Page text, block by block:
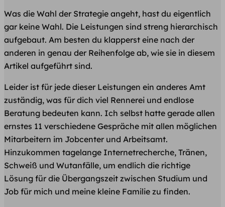
Was die Wahl der Strategie angeht, hast du eigentlich
gar keine Wahl. Die Leistungen sind streng hierarchisch
aufgebaut. Am besten du klapperst eine nach der
anderen in genau der Reihenfolge ab, wie sie in diesem
Artikel aufgeführt sind.
Leider ist für jede dieser Leistungen ein anderes Amt
zuständig, was für dich viel Rennerei und endlose
Beratung bedeuten kann. Ich selbst hatte gerade allen
ernstes 11 verschiedene Gespräche mit allen möglichen
Mitarbeitern im Jobcenter und Arbeitsamt.
Hinzukommen tagelange Internetrecherche, Tränen,
Schweiß und Wutanfälle, um endlich die richtige
Lösung für die Übergangszeit zwischen Studium und
Job für mich und meine kleine Familie zu finden.